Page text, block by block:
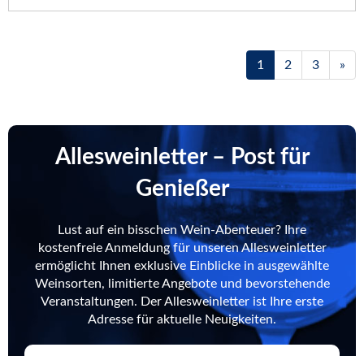
1 2 3 »
Allesweinletter – Post für
Genießer
Lust auf ein bisschen Wein-Abenteuer? Ihre
kostenfreie Anmeldung für unseren Allesweinletter
ermöglicht Ihnen exklusive Einblicke in ausgewählte
Weinsorten, limitierte Angebote und bevorstehende
Veranstaltungen. Der Allesweinletter ist Ihre erste
Adresse für aktuelle Neuigkeiten.